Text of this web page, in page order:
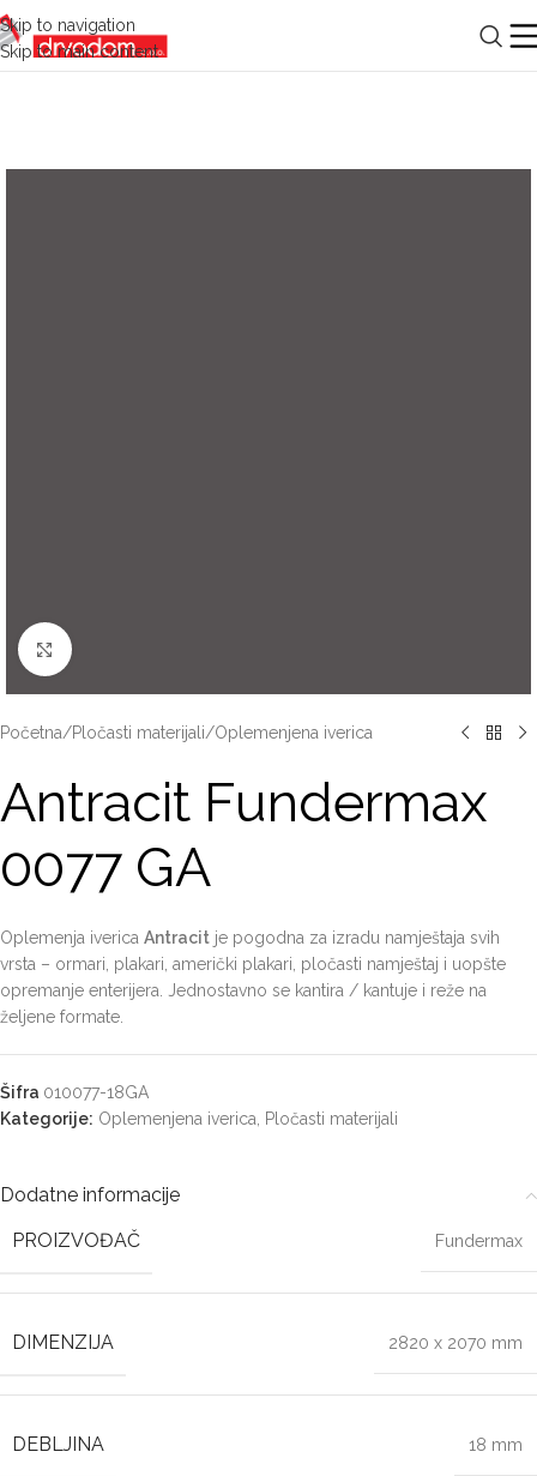
Skip to navigation
Skip to main content
Click to enlarge
Početna/Pločasti materijali/Oplemenjena iverica
Antracit Fundermax
0077 GA
Oplemenja iverica Antracit je pogodna za izradu namještaja svih
vrsta – ormari, plakari, američki plakari, pločasti namještaj i uopšte
opremanje enterijera. Jednostavno se kantira / kantuje i reže na
željene formate.
Šifra 010077-18GA
Kategorije: Oplemenjena iverica Pločasti materijali
Dodatne informacije
PROIZVOĐAČ
Fundermax
DIMENZIJA 2820 x 2070 mm
DEBLJINA 18 mm